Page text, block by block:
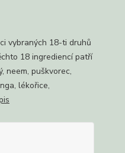
vybraných 18-ti druhů
18 ingrediencí patří
neem, puškvorec,
lékořice,